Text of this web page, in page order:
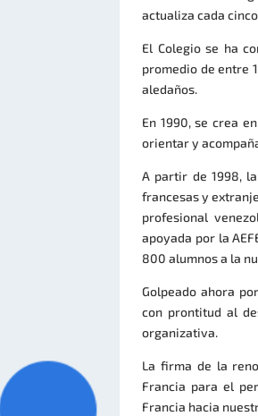
actualiza cada
El Colegio se ha
promedio de entre
aledaños.
En 1990, se crea
orientar y
A partir de 1998,
francesas y
profesional
apoyada por la
800 alumnos a la
Golpeado ahora
con prontitud al
organizativa.
La firma de la
Francia para el
Francia hacia